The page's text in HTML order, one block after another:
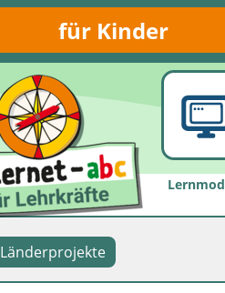
für Kinder
Länderprojekte